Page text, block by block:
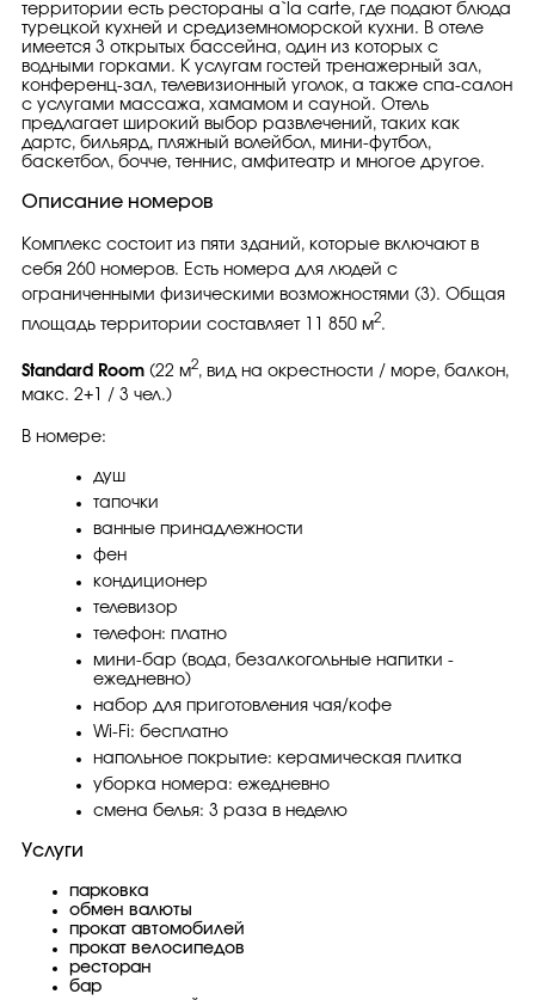
территории есть рестораны a`la carte, где подают блюда
турецкой кухней и средиземноморской кухни. В отеле
имеется 3 открытых бассейна, один из которых с
водными горками. К услугам гостей тренажерный зал,
конференц-зал, телевизионный уголок, а также спа-салон
с услугами массажа, хамамом и сауной. Отель
предлагает широкий выбор развлечений, таких как
дартс, бильярд, пляжный волейбол, мини-футбол,
баскетбол, бочче, теннис, амфитеатр и многое другое.
Описание номеров
Комплекс состоит из пяти зданий, которые включают в
себя 260 номеров. Есть номера для людей с
ограниченными физическими возможностями (3). Общая
площадь территории составляет 11 850 м2.
Standard Room (22 м2, вид на окрестности / море, балкон,
макс. 2+1 / 3 чел.)
В номере:
душ
тапочки
ванные принадлежности
фен
кондиционер
телевизор
телефон: платно
мини-бар (вода, безалкогольные напитки -
ежедневно)
набор для приготовления чая/кофе
Wi-Fi: бесплатно
напольное покрытие: керамическая плитка
уборка номера: ежедневно
смена белья: 3 раза в неделю
Услуги
парковка
обмен валюты
прокат автомобилей
прокат велосипедов
ресторан
бар